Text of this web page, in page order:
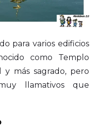
para varios edificios
como Templo
y más sagrado, pero
llamativos que